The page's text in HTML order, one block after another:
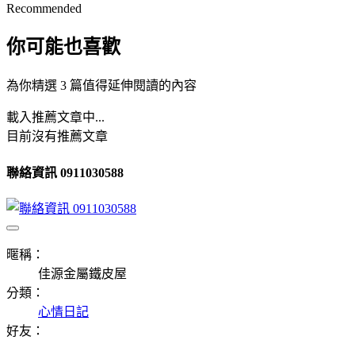
Recommended
你可能也喜歡
為你精選 3 篇值得延伸閱讀的內容
載入推薦文章中...
目前沒有推薦文章
聯絡資訊 0911030588
暱稱：
佳源金屬鐵皮屋
分類：
心情日記
好友：